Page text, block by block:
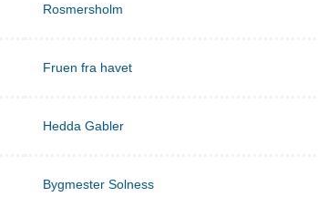
Rosmersholm
Fruen fra havet
Hedda Gabler
Bygmester Solness